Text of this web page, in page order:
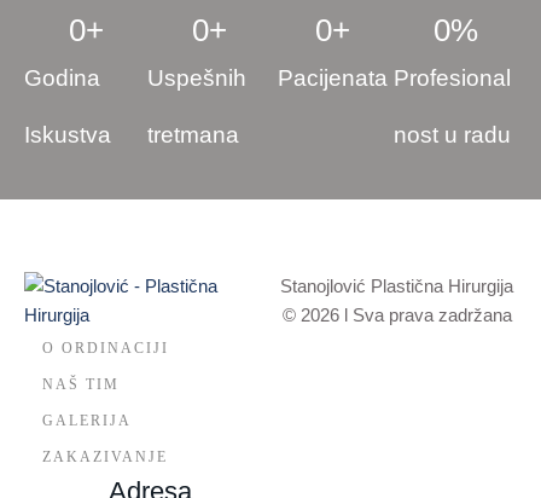
Godina
Iskustva
0+
Uspešnih
tretmana
0+
Pacijenata
0+
Profesional
nost u radu
0%
O ORDINACIJI
NAŠ TIM
GALERIJA
ZAKAZIVANJE
Adresa
Stanojlović Plastična Hirurgija
© 2026 l Sva prava zadržana